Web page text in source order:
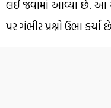
લઈ જવામાં આવ્યા છે. આ
પર ગંભીર પ્રશ્નો ઉભા કર્યા